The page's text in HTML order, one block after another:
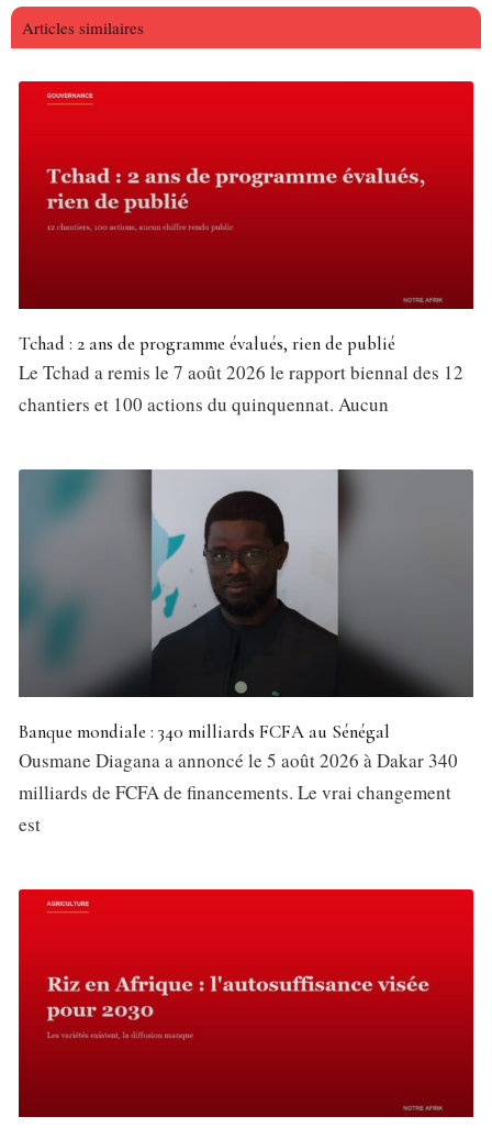
Articles similaires
Tchad : 2 ans de programme évalués, rien de publié
Le Tchad a remis le 7 août 2026 le rapport biennal des 12
chantiers et 100 actions du quinquennat. Aucun
Banque mondiale : 340 milliards FCFA au Sénégal
Ousmane Diagana a annoncé le 5 août 2026 à Dakar 340
milliards de FCFA de financements. Le vrai changement
est